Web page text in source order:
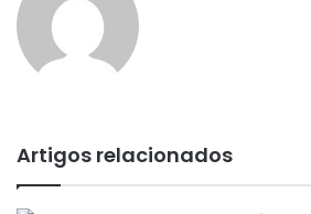
Artigos relacionados